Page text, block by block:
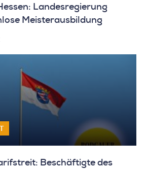
Landesregierung
Meisterausbildung
Beschäftigte des